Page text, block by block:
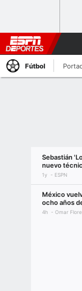
Fútbol
Sebastián
nuevo
1y ESPN
México
ocho años
4h Omar